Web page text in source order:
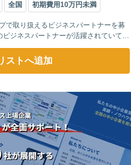
全国 初期費用10万円未満
で取り扱えるビジネスパートナーを募
ジネスパートナーが活躍されていて、
｡中でも今回ご紹介させていただく経費
ストへ追加